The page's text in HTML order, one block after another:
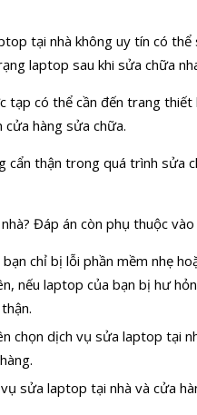
tại nhà không uy tín có
laptop sau khi sửa chữa
tạp có thể cần đến trang
hàng sửa chữa.
cẩn thận trong quá trình sửa
Đáp án còn phụ thuộc
chỉ bị lỗi phần mềm nhẹ
nếu laptop của bạn bị hư
chọn dịch vụ sửa laptop tại
sửa laptop tại nhà và cửa